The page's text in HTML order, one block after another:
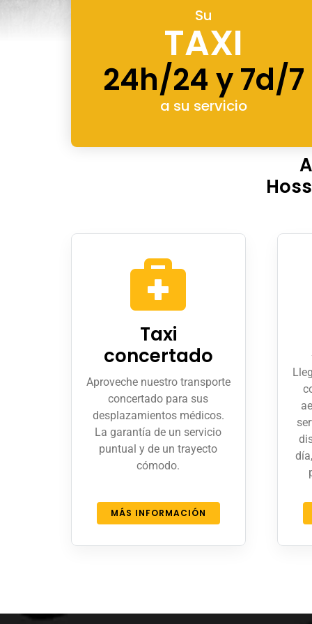
Su
TAXI
24h/24 y 7d/7
a su servicio
Taxi
concertado
Aproveche nuestro transporte
concertado para sus
desplazamientos médicos.
La garantía de un servicio
puntual y de un trayecto
cómodo.
MÁS INFORMACIÓN